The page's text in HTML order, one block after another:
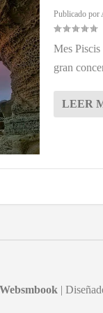
Publicado por
Mes Piscis
gran
LEER
Websmbook |